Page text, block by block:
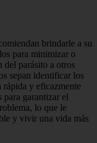
brindarle a su
para minimizar o
del parásito a otros
sepan identificar los
rápida y eficazmente
para garantizar el
lo que le
y vivir una vida más